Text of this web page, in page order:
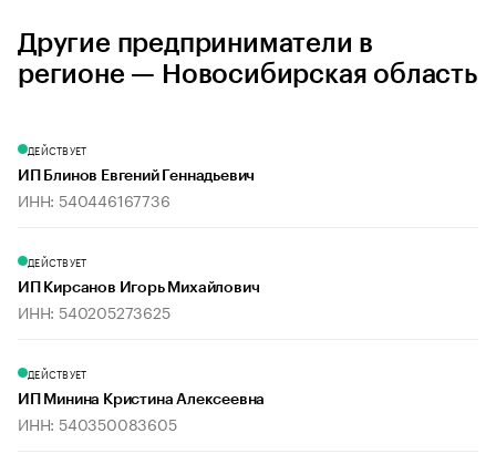
Другие предприниматели в
регионе — Новосибирская область
ДЕЙСТВУЕТ
ИП Блинов Евгений Геннадьевич
ИНН: 540446167736
ДЕЙСТВУЕТ
ИП Кирсанов Игорь Михайлович
ИНН: 540205273625
ДЕЙСТВУЕТ
ИП Минина Кристина Алексеевна
ИНН: 540350083605